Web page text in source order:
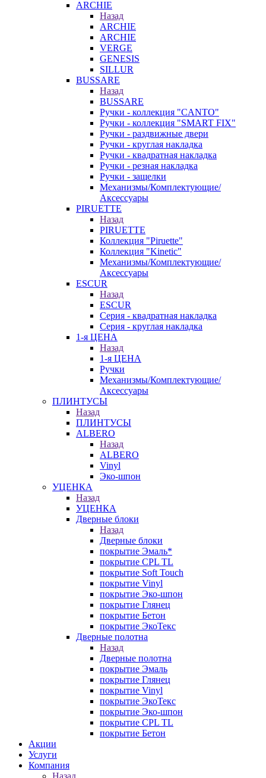
ARCHIE
Назад
ARCHIE
ARCHIE
VERGE
GENESIS
SILLUR
BUSSARE
Назад
BUSSARE
Ручки - коллекция "CANTO"
Ручки - коллекция "SMART FIX"
Ручки - раздвижные двери
Ручки - круглая накладка
Ручки - квадратная накладка
Ручки - резная накладка
Ручки - защелки
Механизмы/Комплектующие/
Аксессуары
PIRUETTE
Назад
PIRUETTE
Коллекция "Piruette"
Коллекция "Kinetic"
Механизмы/Комплектующие/
Аксессуары
ESCUR
Назад
ESCUR
Серия - квадратная накладка
Серия - круглая накладка
1-я ЦЕНА
Назад
1-я ЦЕНА
Ручки
Механизмы/Комплектующие/
Аксессуары
ПЛИНТУСЫ
Назад
ПЛИНТУСЫ
ALBERO
Назад
ALBERO
Vinyl
Эко-шпон
УЦЕНКА
Назад
УЦЕНКА
Дверные блоки
Назад
Дверные блоки
покрытие Эмаль*
покрытие CPL TL
покрытие Soft Touch
покрытие Vinyl
покрытие Эко-шпон
покрытие Глянец
покрытие Бетон
покрытие ЭкоТекс
Дверные полотна
Назад
Дверные полотна
покрытие Эмаль
покрытие Глянец
покрытие Vinyl
покрытие ЭкоТекс
покрытие Эко-шпон
покрытие CPL TL
покрытие Бетон
Акции
Услуги
Компания
Назад